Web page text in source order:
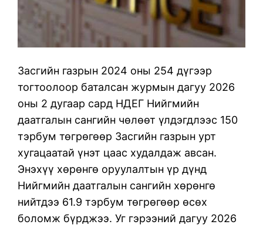
Засгийн газрын 2024 оны 254 дүгээр
тогтоолоор баталсан журмын дагуу 2026
оны 2 дугаар сард НДЕГ Нийгмийн
даатгалын сангийн чөлөөт үлдэгдлээс 150
тэрбум төгрөгөөр Засгийн газрын урт
хугацаатай үнэт цаас худалдаж авсан.
Энэхүү хөрөнгө оруулалтын үр дүнд
Нийгмийн даатгалын сангийн хөрөнгө
нийтдээ 61.9 тэрбум төгрөгөөр өсөх
боломж бүрджээ. Уг гэрээний дагуу 2026